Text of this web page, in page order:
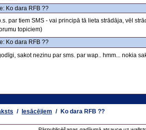
Ko dara RFB ??
par tiem SMS - vai principā tā lieta strādāja, vēl
topiciem)
Ko dara RFB ??
sakot nezinu par sms. par wap.. hmm... nokia
/ Iesācējiem / Ko dara RFB ??